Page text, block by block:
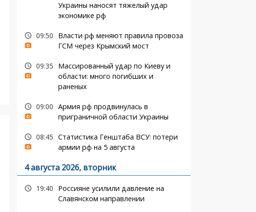
Украины наносят тяжелый удар
экономике рф
09:50
Власти рф меняют правила провоза
ГСМ через Крымский мост
09:35
Массированный удар по Киеву и
области: много погибших и
раненых
09:00 Армия рф продвинулась в
приграничной области Украины
08:45 Статистика Генштаба ВСУ: потери
армии рф на 5 августа
4 августа 2026, вторник
19:40
Россияне усилили давление на
Славянском направлении